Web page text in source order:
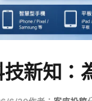
技新知：